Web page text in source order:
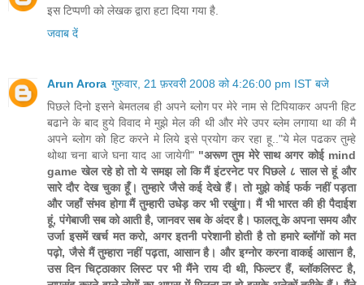
इस टिप्पणी को लेखक द्वारा हटा दिया गया है.
जवाब दें
Arun Arora गुरुवार, 21 फ़रवरी 2008 को 4:26:00 pm IST बजे
पिछले दिनो इसने बेमतलब ही अपने ब्लोग पर मेरे नाम से टिपियाकर अपनी हिट
बढाने के बाद हुये विवाद मे मुझे मेल की थी और मेरे उपर ब्लेम लगाया था की मै
अपने ब्लोग को हिट करने मे लिये इसे प्रयोग कर रहा हू.."ये मेल पढकर तुम्हे
थोथा चना बाजे घना याद आ जायेगी" "अरूण तुम मेरे साथ अगर कोई mind
game खेल रहे हो तो ये समझ लो कि मैं इंटरनेट पर पिछले ८ साल से हूं और
सारे दौर देख चुका हूँ। तुम्हारे जैसे कई देखे हैं। तो मुझे कोई फर्क नहीं पड़ता
और जहाँ संभव होगा मैं तुम्हारी उधेड़ कर भी रखुंगा। मैं भी भारत की ही पैदाईश
हूं, पंगेबाजी सब को आती है, जानवर सब के अंदर है। फालतू के अपना समय और
उर्जा इसमें खर्च मत करो, अगर इतनी परेशानी होती है तो हमारे ब्लॉगों को मत
पढ़ो, जैसे मैं तुम्हारा नहीं पढ़ता, आसान है। और इग्नोर करना वाकई आसान है,
उस दिन चिट्ठाकार लिस्ट पर भी मैंने राय दी थी, फिल्टर हैं, ब्लॉकलिस्ट है,